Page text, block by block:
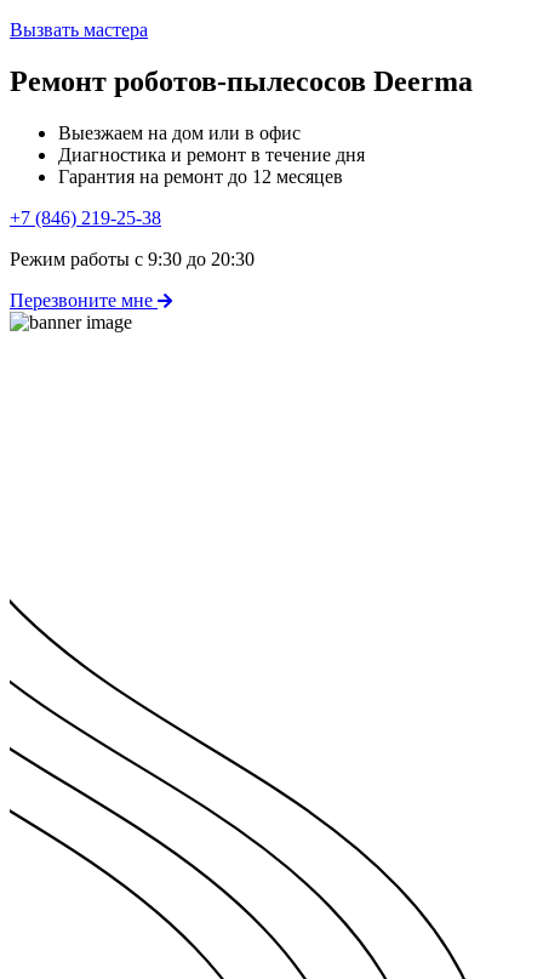
Вызвать мастера
Ремонт роботов-пылесосов Deerma
Выезжаем на дом или в офис
Диагностика и ремонт в течение дня
Гарантия на ремонт до 12 месяцев
+7 (846) 219-25-38
Режим работы с 9:30 до 20:30
Перезвоните мне